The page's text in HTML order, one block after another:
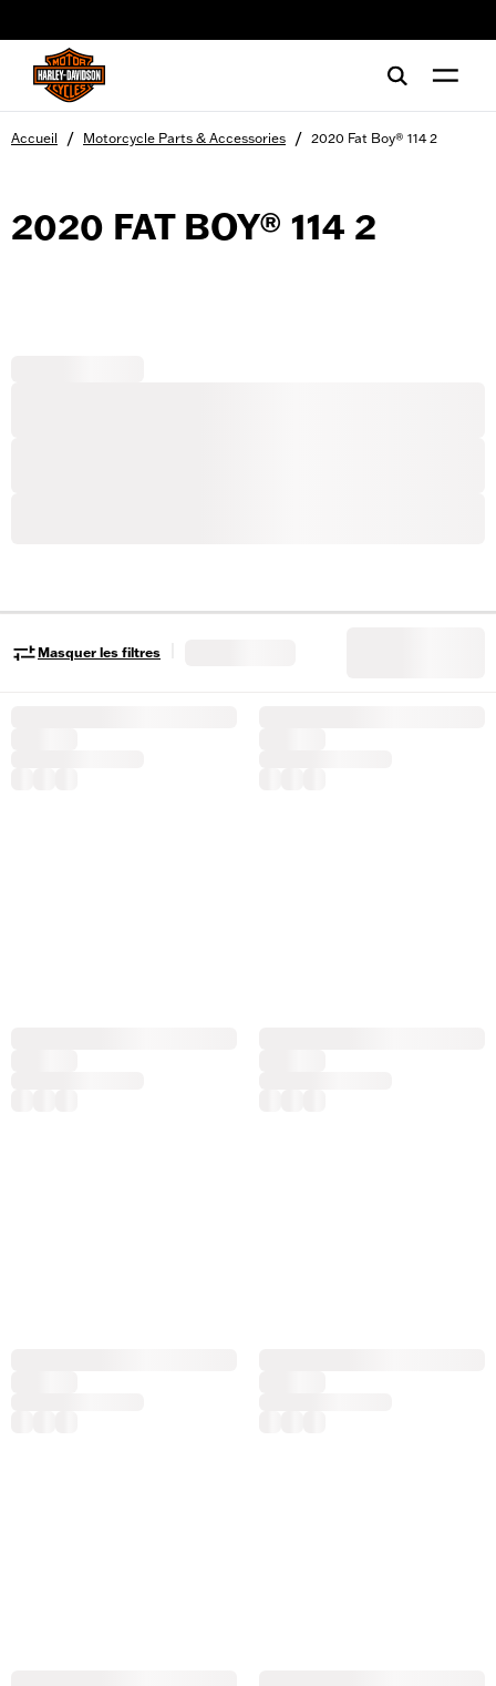
Accueil / Motorcycle Parts & Accessories / 2020 Fat Boy® 114 2
2020 FAT BOY® 114 2
Masquer les filtres